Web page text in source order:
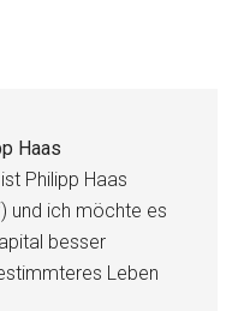
Haas
Philipp Haas
) und ich möchte es
besser
Leben